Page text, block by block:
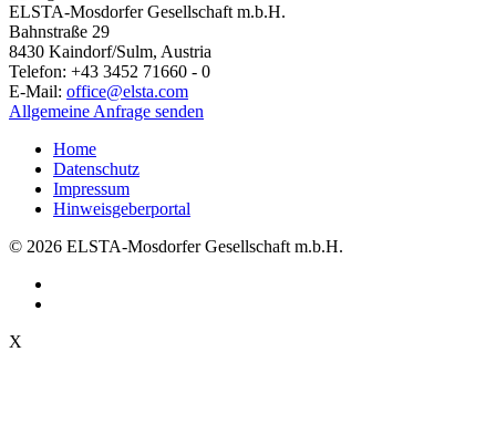
ELSTA-Mosdorfer Gesellschaft m.b.H.
Bahnstraße 29
8430 Kaindorf/Sulm, Austria
Telefon: +43 3452 71660 - 0
E-Mail: office@elsta.com
Allgemeine Anfrage senden
Home
Datenschutz
Impressum
Hinweisgeberportal
© 2026 ELSTA-Mosdorfer Gesellschaft m.b.H.
X